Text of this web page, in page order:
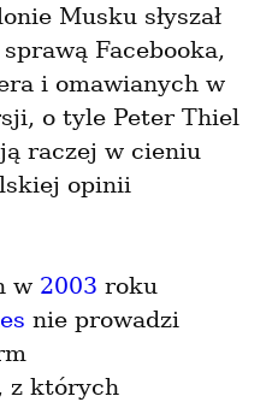
Musku słyszał
Facebooka,
i omawianych w
o tyle Peter Thiel
raczej w cieniu
opinii
w 2003
nie prowadzi
z których